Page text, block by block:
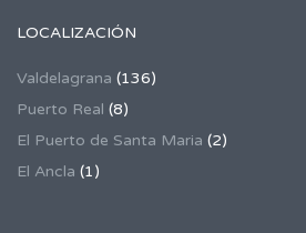
LOCALIZACIÓN
Valdelagrana (136)
Puerto Real (8)
El Puerto de Santa Maria (2)
El Ancla (1)